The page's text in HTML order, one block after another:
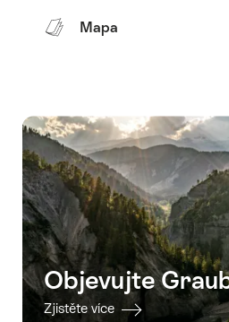
Mapa
Objevujte
Zjistěte více